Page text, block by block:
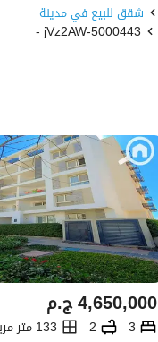
شقق للبيع في مدينة
5000443-jVz2AW -
ج.م4,650,000
3
2
133 متر مربع